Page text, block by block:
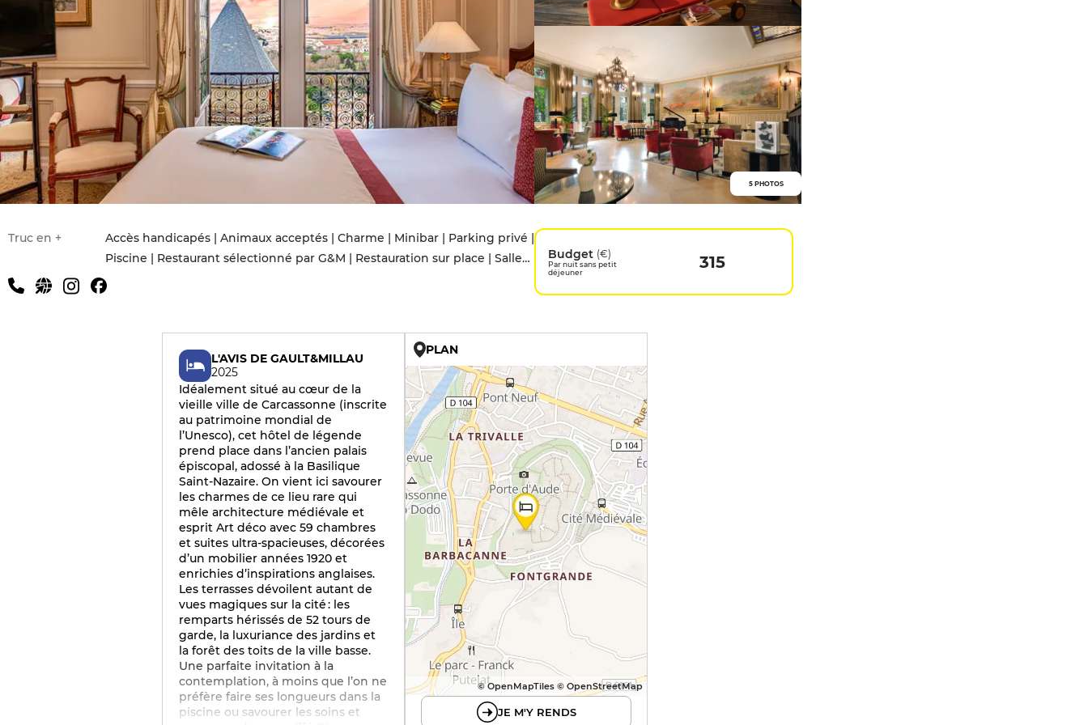
5 PHOTOS
Truc en +
Accès handicapés | Animaux acceptés | Charme | Minibar | Parking privé |
Piscine | Restaurant sélectionné par G&M | Restauration sur place | Salles
de réunion | Spa
Budget (€)
Par nuit sans petit
déjeuner
315
L'AVIS DE GAULT&MILLAU
2025
Idéalement situé au cœur de la
vieille ville de Carcassonne (inscrite
au patrimoine mondial de
l’Unesco), cet hôtel de légende
prend place dans l’ancien palais
épiscopal, adossé à la Basilique
Saint-Nazaire. On vient ici savourer
les charmes de ce lieu rare qui
mêle architecture médiévale et
esprit Art déco avec 59 chambres
et suites ultra-spacieuses, décorées
d’un mobilier années 1920 et
enrichies d’inspirations anglaises.
Les terrasses dévoilent autant de
vues magiques sur la cité : les
remparts hérissés de 52 tours de
garde, la luxuriance des jardins et
la forêt des toits de la ville basse.
Une parfaite invitation à la
contemplation, à moins que l’on ne
préfère faire ses longueurs dans la
piscine ou savourer les soins et
PLAN
© OpenMapTiles © OpenStreetMap
JE M'Y RENDS